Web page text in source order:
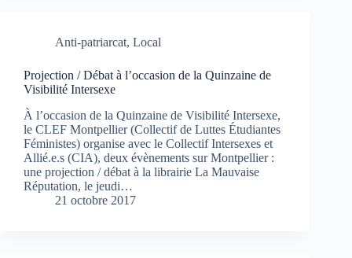
Anti-patriarcat, Local
Projection / Débat à l’occasion de la Quinzaine de
Visibilité Intersexe
À l’occasion de la Quinzaine de Visibilité Intersexe,
le CLEF Montpellier (Collectif de Luttes Étudiantes
Féministes) organise avec le Collectif Intersexes et
Allié.e.s (CIA), deux évènements sur Montpellier :
une projection / débat à la librairie La Mauvaise
Réputation, le jeudi…
21 octobre 2017